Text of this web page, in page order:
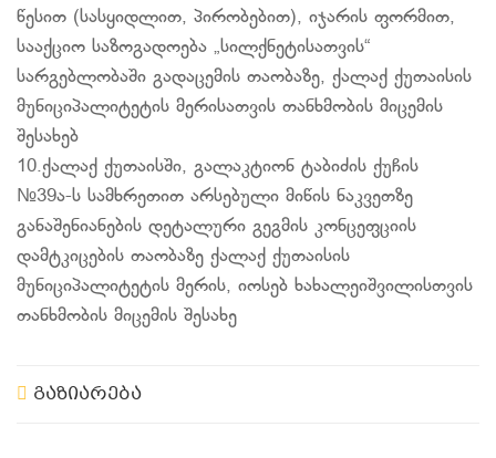
წესით (სასყიდლით, პირობებით), იჯარის ფორმით,
სააქციო საზოგადოება „სილქნეტისათვის“
სარგებლობაში გადაცემის თაობაზე, ქალაქ ქუთაისის
მუნიციპალიტეტის მერისათვის თანხმობის მიცემის
შესახებ
10.ქალაქ ქუთაისში, გალაკტიონ ტაბიძის ქუჩის
№39ა-ს სამხრეთით არსებული მიწის ნაკვეთზე
განაშენიანების დეტალური გეგმის კონცეფციის
დამტკიცების თაობაზე ქალაქ ქუთაისის
მუნიციპალიტეტის მერის, იოსებ ხახალეიშვილისთვის
თანხმობის მიცემის შესახე
გაზიარება